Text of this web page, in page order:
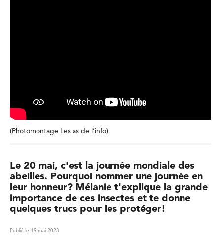
(Photomontage Les as de l’info)
Le 20 mai, c'est la journée mondiale des
abeilles. Pourquoi nommer une journée en
leur honneur? Mélanie t'explique la grande
importance de ces insectes et te donne
quelques trucs pour les protéger!
Publié le 19 mai 2023